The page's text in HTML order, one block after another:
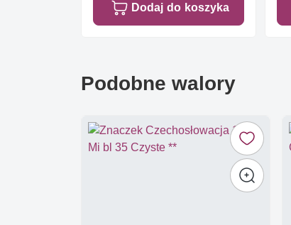
Dodaj do koszyka
Podobne walory